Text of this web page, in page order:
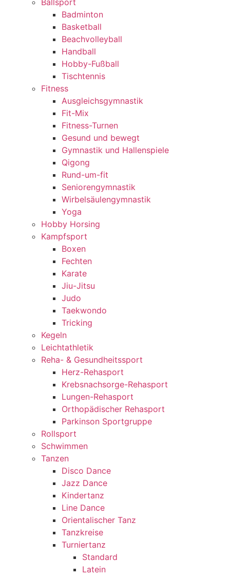
Ballsport
Badminton
Basketball
Beachvolleyball
Handball
Hobby-Fußball
Tischtennis
Fitness
Ausgleichsgymnastik
Fit-Mix
Fitness-Turnen
Gesund und bewegt
Gymnastik und Hallenspiele
Qigong
Rund-um-fit
Seniorengymnastik
Wirbelsäulengymnastik
Yoga
Hobby Horsing
Kampfsport
Boxen
Fechten
Karate
Jiu-Jitsu
Judo
Taekwondo
Tricking
Kegeln
Leichtathletik
Reha- & Gesundheitssport
Herz-Rehasport
Krebsnachsorge-Rehasport
Lungen-Rehasport
Orthopädischer Rehasport
Parkinson Sportgruppe
Rollsport
Schwimmen
Tanzen
Disco Dance
Jazz Dance
Kindertanz
Line Dance
Orientalischer Tanz
Tanzkreise
Turniertanz
Standard
Latein